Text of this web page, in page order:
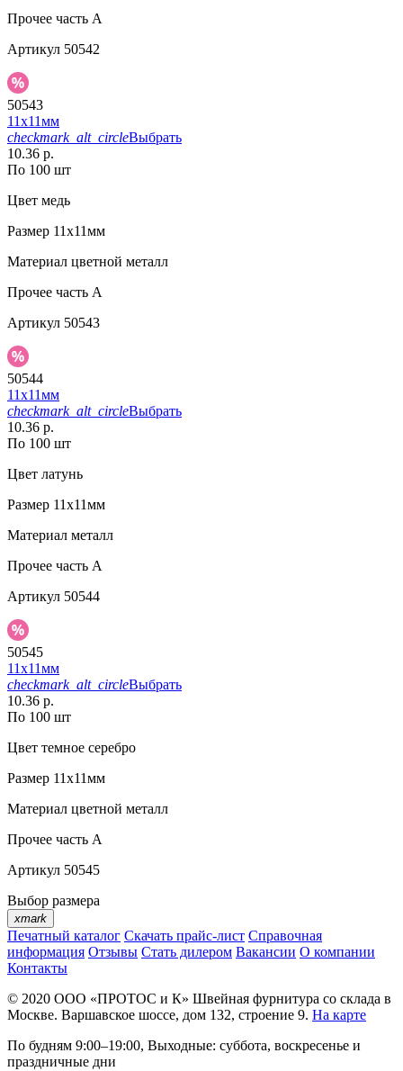
Прочее часть A
Артикул 50542
50543
11х11мм
checkmark_alt_circleВыбрать
10.36 р.
По 100 шт
Цвет медь
Размер 11х11мм
Материал цветной металл
Прочее часть A
Артикул 50543
50544
11х11мм
checkmark_alt_circleВыбрать
10.36 р.
По 100 шт
Цвет латунь
Размер 11х11мм
Материал металл
Прочее часть A
Артикул 50544
50545
11х11мм
checkmark_alt_circleВыбрать
10.36 р.
По 100 шт
Цвет темное серебро
Размер 11х11мм
Материал цветной металл
Прочее часть A
Артикул 50545
Выбор размера
xmark
Печатный каталог Скачать прайс-лист Справочная
информация Отзывы Стать дилером Вакансии О компании
Контакты
© 2020 ООО «ПРОТОС и К» Швейная фурнитура со склада в
Москве. Варшавское шоссе, дом 132, строение 9. На карте
По будням 9:00–19:00, Выходные: суббота, воскресенье и
праздничные дни